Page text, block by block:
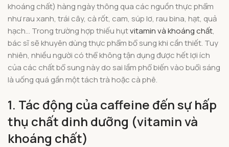
khoáng chất) hàng ngày thông qua các nguồn thực phẩm
như rau xanh, trái cây, cà rốt, cam, súp lơ, rau bina, hạt, quả
hạch… Trong trường hợp thiếu hụtvitamin và khoáng chất,
bác sĩ sẽ khuyên dùng thực phẩm bổ sung khi cần thiết. Tuy
nhiên, nhiều người có thể không tận dụng được hết lợi ích
của các chất bổ sung này do sai lầm phổ biến vào buổi sáng
là uống quá gần một tách trà hoặc cà phê.
1. Tác động của caffeine đến sự hấp
thụ chất dinh dưỡng (vitamin và
khoáng chất)